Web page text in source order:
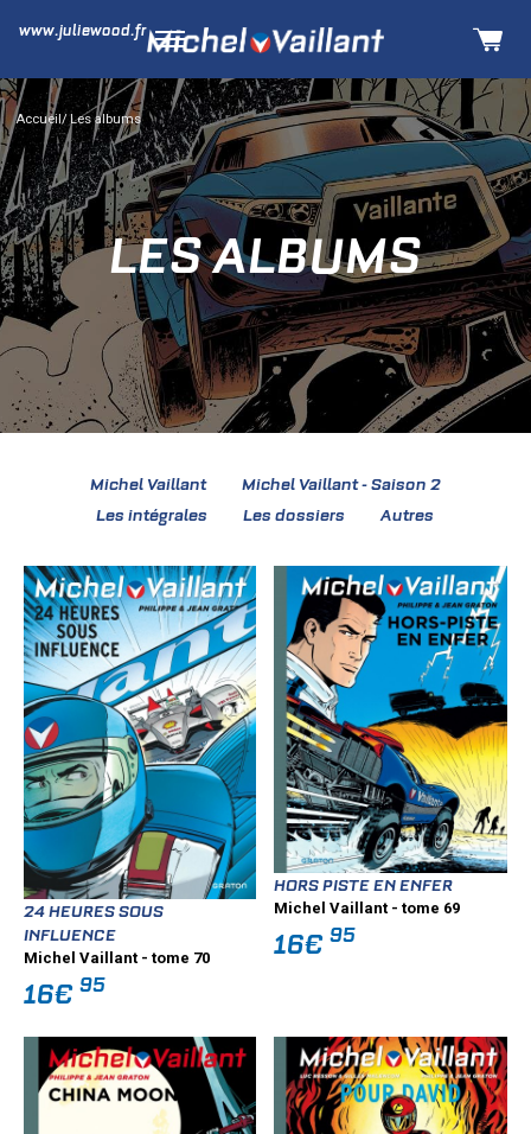
www.juliewood.fr
Accueil Les albums
LES ALBUMS
Michel Vaillant
Michel Vaillant - Saison 2
Les intégrales
Les dossiers Autres
24 HEURES SOUS
INFLUENCE
Michel Vaillant - tome 70
16€95
HORS PISTE EN ENFER
Michel Vaillant - tome 69
16€95